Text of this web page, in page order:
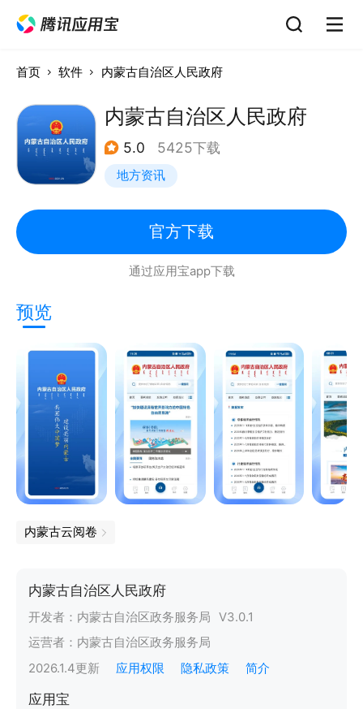
首页 软件 内蒙古自治区人民政府
内蒙古自治区人民政府
5.0 5425下载
地方资讯
官方下载
通过应用宝app下载
预览
内蒙古云阅卷
内蒙古自治区人民政府
开发者： 内蒙古自治区政务服务局 V3.0.1
运营者： 内蒙古自治区政务服务局
2026.1.4更新 应用权限 隐私政策 简介
应用宝